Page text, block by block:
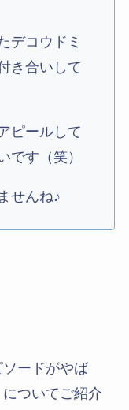
デコウドミ
き合いして
ピールして
です（笑）
せんね♪
ードがやば
ついてご紹介